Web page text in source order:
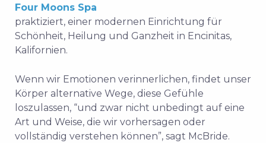
Four Moons Spa
praktiziert, einer modernen Einrichtung für
Schönheit, Heilung und Ganzheit in Encinitas,
Kalifornien.
Wenn wir Emotionen verinnerlichen, findet unser
Körper alternative Wege, diese Gefühle
loszulassen, “und zwar nicht unbedingt auf eine
Art und Weise, die wir vorhersagen oder
vollständig verstehen können”, sagt McBride.